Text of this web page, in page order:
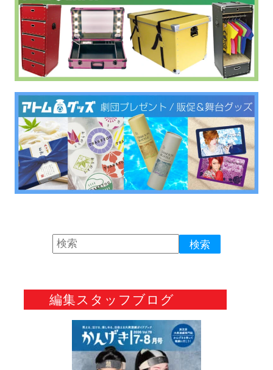
編集スタッフブログ